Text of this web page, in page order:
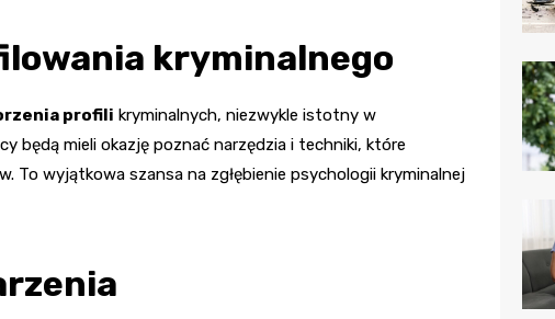
kryminalnego
profili kryminalnych, niezwykle istotny w
będą mieli okazję poznać narzędzia i techniki, które
To wyjątkowa szansa na zgłębienie psychologii kryminalnej